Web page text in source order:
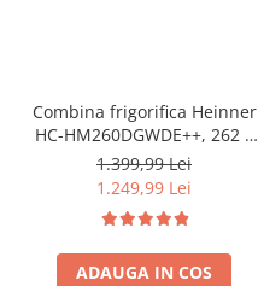
Combina frigorifica Heinner
HC-HM260DGWDE++, 262 l,
Clasa E, Dozator de apa,
Control electronic cu
termostat ajustabil, Lumina
cm, Gri antracit texturat
1.399,99 Lei
1.249,99 Lei
ADAUGA IN COS